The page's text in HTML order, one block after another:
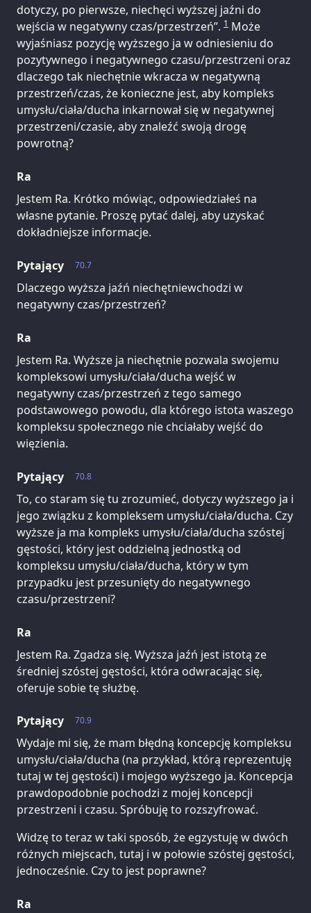
dotyczy, po pierwsze, niechęci wyższej jaźni do
wejścia w negatywny czas/przestrzeń”. 1 Może
wyjaśniasz pozycję wyższego ja w odniesieniu do
pozytywnego i negatywnego czasu/przestrzeni oraz
dlaczego tak niechętnie wkracza w negatywną
przestrzeń/czas, że konieczne jest, aby kompleks
umysłu/ciała/ducha inkarnował się w negatywnej
przestrzeni/czasie, aby znaleźć swoją drogę
powrotną?
Ra
Jestem Ra. Krótko mówiąc, odpowiedziałeś na
własne pytanie. Proszę pytać dalej, aby uzyskać
dokładniejsze informacje.
70.7
Pytający
Dlaczego wyższa jaźń niechętniewchodzi w
negatywny czas/przestrzeń?
Ra
Jestem Ra. Wyższe ja niechętnie pozwala swojemu
kompleksowi umysłu/ciała/ducha wejść w
negatywny czas/przestrzeń z tego samego
podstawowego powodu, dla którego istota waszego
kompleksu społecznego nie chciałaby wejść do
więzienia.
70.8
Pytający
To, co staram się tu zrozumieć, dotyczy wyższego ja i
jego związku z kompleksem umysłu/ciała/ducha. Czy
wyższe ja ma kompleks umysłu/ciała/ducha szóstej
gęstości, który jest oddzielną jednostką od
kompleksu umysłu/ciała/ducha, który w tym
przypadku jest przesunięty do negatywnego
czasu/przestrzeni?
Ra
Jestem Ra. Zgadza się. Wyższa jaźń jest istotą ze
średniej szóstej gęstości, która odwracając się,
oferuje sobie tę służbę.
70.9
Pytający
Wydaje mi się, że mam błędną koncepcję kompleksu
umysłu/ciała/ducha (na przykład, którą reprezentuję
tutaj w tej gęstości) i mojego wyższego ja. Koncepcja
prawdopodobnie pochodzi z mojej koncepcji
przestrzeni i czasu. Spróbuję to rozszyfrować.
Widzę to teraz w taki sposób, że egzystuję w dwóch
różnych miejscach, tutaj i w połowie szóstej gęstości,
jednocześnie. Czy to jest poprawne?
Ra